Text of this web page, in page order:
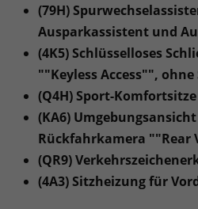
(79H)
Ausparkassistent und
(4K5) Schlüsselloses
""Keyless Access"", ohne
(Q4H) Sport-
(KA6)
Rückfahrkamera ""Rear
(QR9)
(4A3) Sitzheizung für